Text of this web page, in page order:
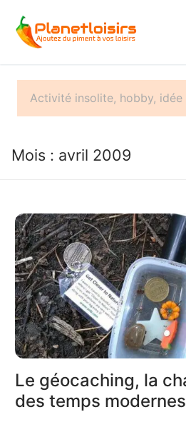
contenu
Mois : avril 2009
Le géocaching, la
des temps modernes